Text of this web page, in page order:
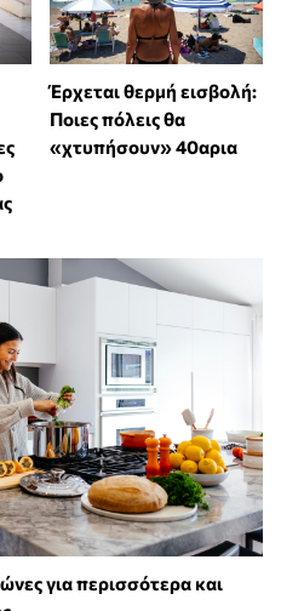
Έρχεται θερμή εισβολή:
Ποιες πόλεις θα
«χτυπήσουν» 40αρια
για περισσότερα και